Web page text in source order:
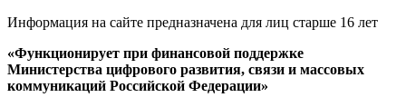
Информация на сайте предназначена для лиц старше 16 лет
«Функционирует при финансовой поддержке
Министерства цифрового развития, связи и массовых
коммуникаций Российской Федерации»